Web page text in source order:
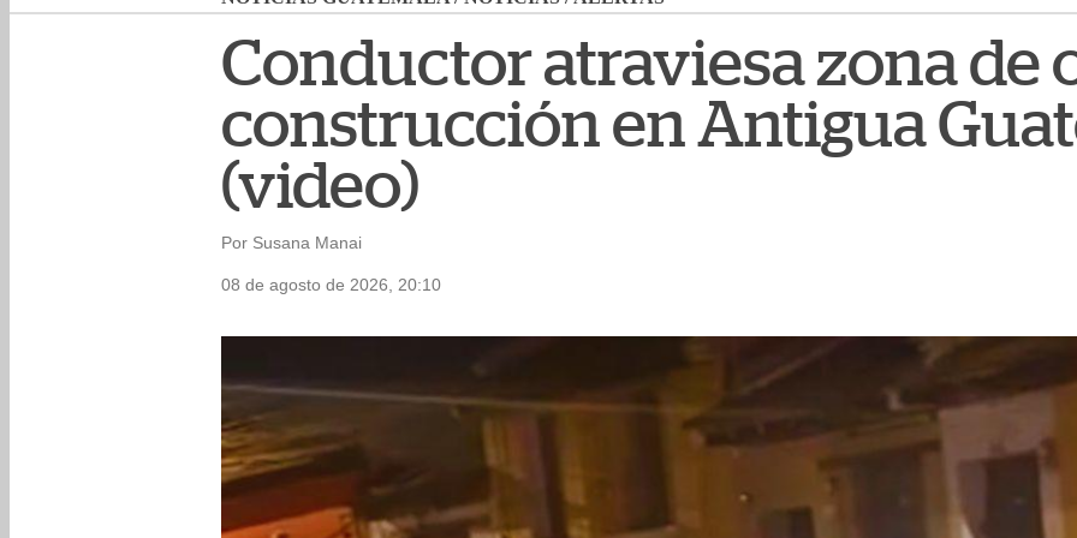
Conductor atraviesa zona de
construcción en Antigua
(video)
Por Susana Manai
08 de agosto de 2026, 20:10